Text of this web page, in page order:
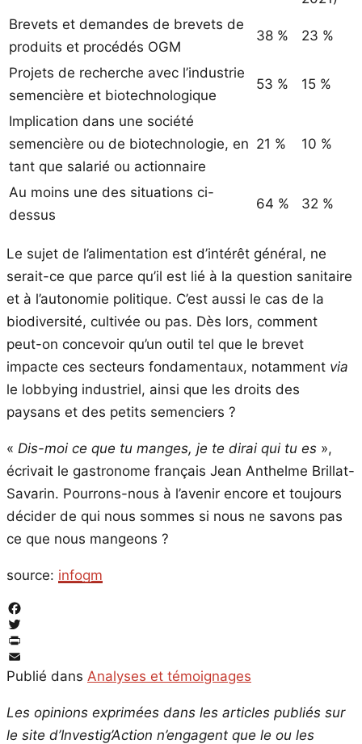
Brevets et demandes de brevets de
produits et procédés OGM
38 % 23 %
Projets de recherche avec l’industrie
semencière et biotechnologique
53 % 15 %
Implication dans une société
semencière ou de biotechnologie, en
tant que salarié ou actionnaire
21 % 10 %
Au moins une des situations ci-
dessus
64 % 32 %
Le sujet de l’alimentation est d’intérêt général, ne
serait-ce que parce qu’il est lié à la question sanitaire
et à l’autonomie politique. C’est aussi le cas de la
biodiversité, cultivée ou pas. Dès lors, comment
peut-on concevoir qu’un outil tel que le brevet
impacte ces secteurs fondamentaux, notamment via
le lobbying industriel, ainsi que les droits des
paysans et des petits semenciers ?
« Dis-moi ce que tu manges, je te dirai qui tu es »,
écrivait le gastronome français Jean Anthelme Brillat-
Savarin. Pourrons-nous à l’avenir encore et toujours
décider de qui nous sommes si nous ne savons pas
ce que nous mangeons ?
source: infogm
Facebook
Twitter
PrintFriendly
Email
Publié dans Analyses et témoignages
Les opinions exprimées dans les articles publiés sur
le site d’Investig’Action n’engagent que le ou les